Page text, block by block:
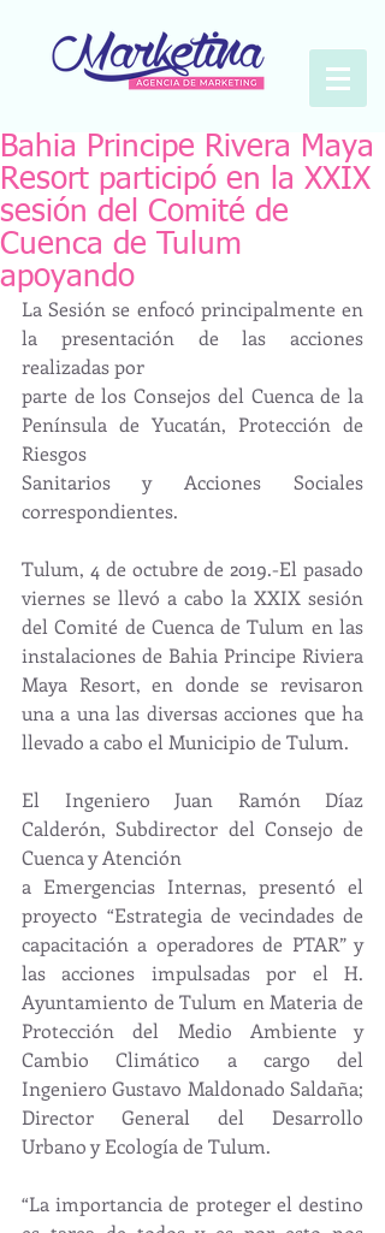
Bahia Principe Rivera Maya
Resort participó en la XXIX
sesión del Comité de
Cuenca de Tulum
apoyando
La Sesión se enfocó principalmente en
la presentación de las acciones
realizadas por
parte de los Consejos del Cuenca de la
Península de Yucatán, Protección de
Riesgos
Sanitarios y Acciones Sociales
correspondientes.
Tulum, 4 de octubre de 2019.-El pasado
viernes se llevó a cabo la XXIX sesión
del Comité de Cuenca de Tulum en las
instalaciones de Bahia Principe Riviera
Maya Resort, en donde se revisaron
una a una las diversas acciones que ha
llevado a cabo el Municipio de Tulum.
El Ingeniero Juan Ramón Díaz
Calderón, Subdirector del Consejo de
Cuenca y Atención
a Emergencias Internas, presentó el
proyecto “Estrategia de vecindades de
capacitación a operadores de PTAR” y
las acciones impulsadas por el H.
Ayuntamiento de Tulum en Materia de
Protección del Medio Ambiente y
Cambio Climático a cargo del
Ingeniero Gustavo Maldonado Saldaña;
Director General del Desarrollo
Urbano y Ecología de Tulum.
“La importancia de proteger el destino